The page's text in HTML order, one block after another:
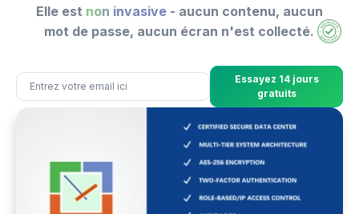
Elle est non invasive- aucun contenu, aucun
mot de passe, aucun écran n'est collecté.
Essayez 14 jours
gratuits